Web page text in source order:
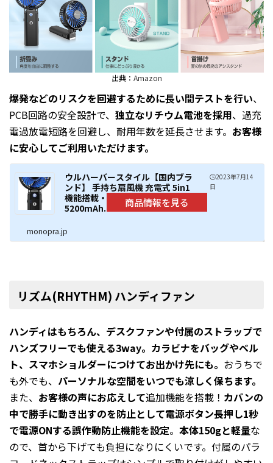
出典： Amazon
爆発などのリスクを回避するために長い間テストを行い、
PCB回路の安全設計で、 独立なリチウム電池を採用、過充
電過放電短路を回避し、耐用年数を延長させます。 お客様
に安心してご利用いただけます。
ウルハーバースタイル【国内ブラ
ンド】 手持ち扇風機 充電式 5in1
機能搭載・20dB静音 USB扇風機
5200mAh...
🕒️2023年7月14
日
monopra.jp
リズム(RHYTHM) ハンディファン
ハンディはもちろん、デスクファンや付属のストラップで
ハンズフリーでも使える3way。カラビナをバッグやベル
ト、スマホショルダーにつけてお出かけ先にも。 おうちで
も外でも、 パーソナルな空間をいつでも涼しく保ちます。
また、 お客様の声にお応えして追加機能を搭載！ カバンの
中で勝手に動き出すのを防止として電源ボタン長押し1秒
で電源ONする誤作動防止機能を設定。 本体150gと軽量な
ので、首から下げても負担になりにくいです。付属のパラ